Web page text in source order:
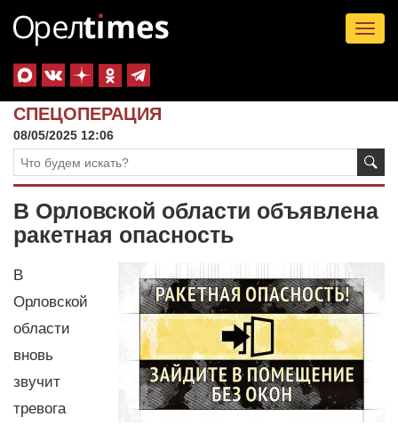
СПЕЦОПЕРАЦИЯ
08/05/2025 12:06
В Орловской области объявлена
ракетная опасность
В
Орловской
области
вновь
звучит
тревога